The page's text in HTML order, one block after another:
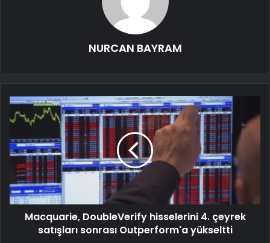
NURCAN BAYRAM
Macquarie, DoubleVerify hisselerini 4. çeyrek
satışları sonrası Outperform'a yükseltti